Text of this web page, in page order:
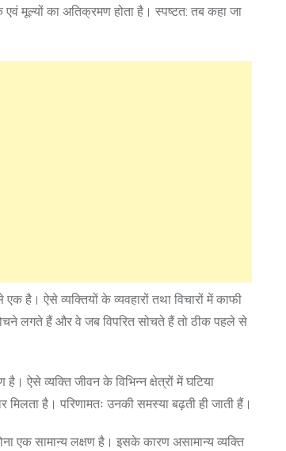
एवं मूल्यों का अतिक्रमण होता है। स्पष्टत: तब कहा जा
है। ऐसे व्यक्तियों के व्यवहारों तथा विचारों में काफी
लगते हैं और वे जब विपरित सोचते हैं तो ठीक पहले से
ऐसे व्यक्ति जीवन के विभिन्न क्षेत्रों में घटिया
है। परिणामतः उनकी समस्या बढ़ती ही जाती हैं।
एक सामान्य लक्षण है। इसके कारण असामान्य व्यक्ति